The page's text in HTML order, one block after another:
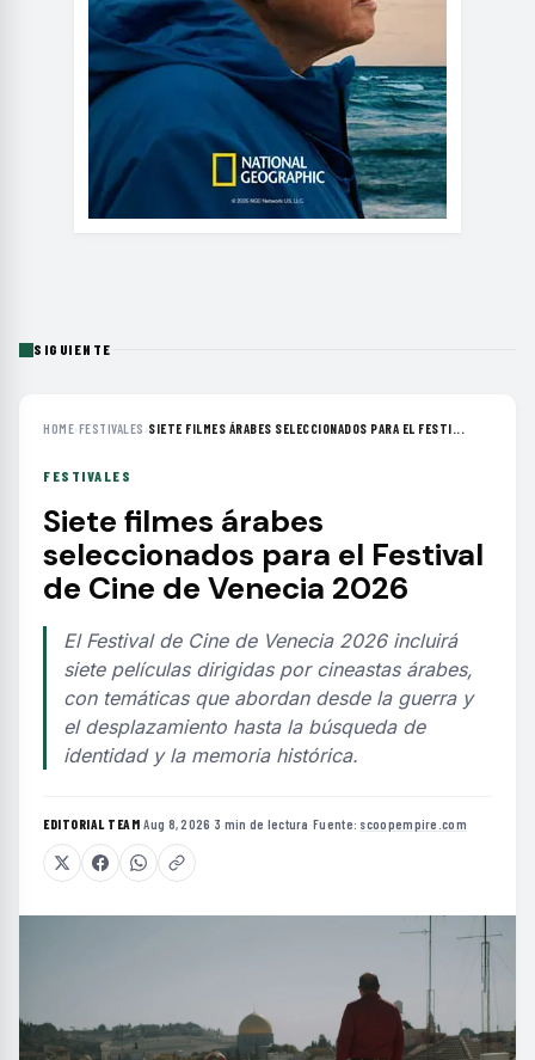
SIGUIENTE
HOME›FESTIVALES ›SIETE FILMES ÁRABES SELECCIONADOS PARA EL FESTI...
FESTIVALES
Siete filmes árabes
seleccionados para el Festival
de Cine de Venecia 2026
El Festival de Cine de Venecia 2026 incluirá
siete películas dirigidas por cineastas árabes,
con temáticas que abordan desde la guerra y
el desplazamiento hasta la búsqueda de
identidad y la memoria histórica.
EDITORIAL TEAM·Aug 8, 2026 ·3 min de lectura ·Fuente: scoopempire.com